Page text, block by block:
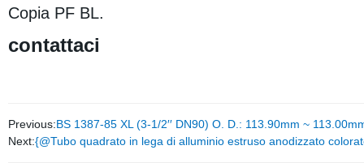
Copia PF BL.
contattaci
Previous:BS 1387-85 XL (3-1/2′′ DN90) O. D.: 113.90mm ~
Next:{@Tubo quadrato in lega di alluminio estruso anodizzato